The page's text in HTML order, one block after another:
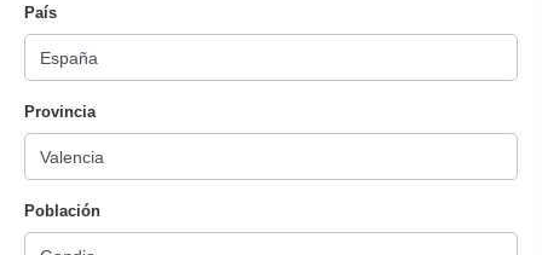
País
Provincia
Población